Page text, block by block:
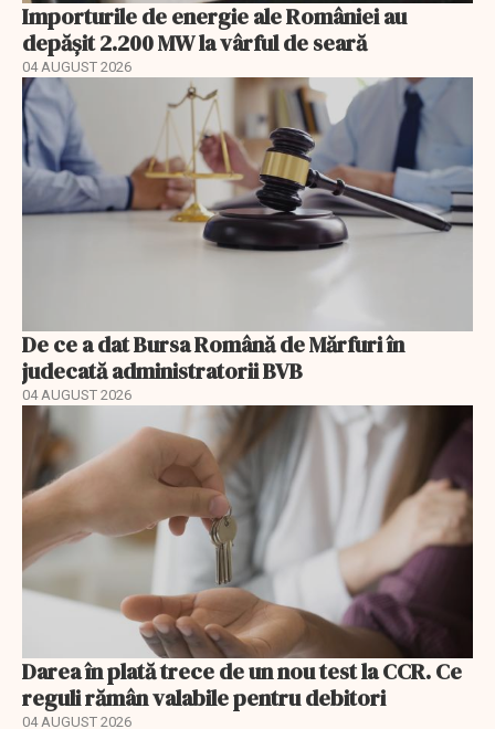
Importurile de energie ale României au
depășit 2.200 MW la vârful de seară
04 AUGUST 2026
De ce a dat Bursa Română de Mărfuri în
judecată administratorii BVB
04 AUGUST 2026
Darea în plată trece de un nou test la CCR. Ce
reguli rămân valabile pentru debitori
04 AUGUST 2026